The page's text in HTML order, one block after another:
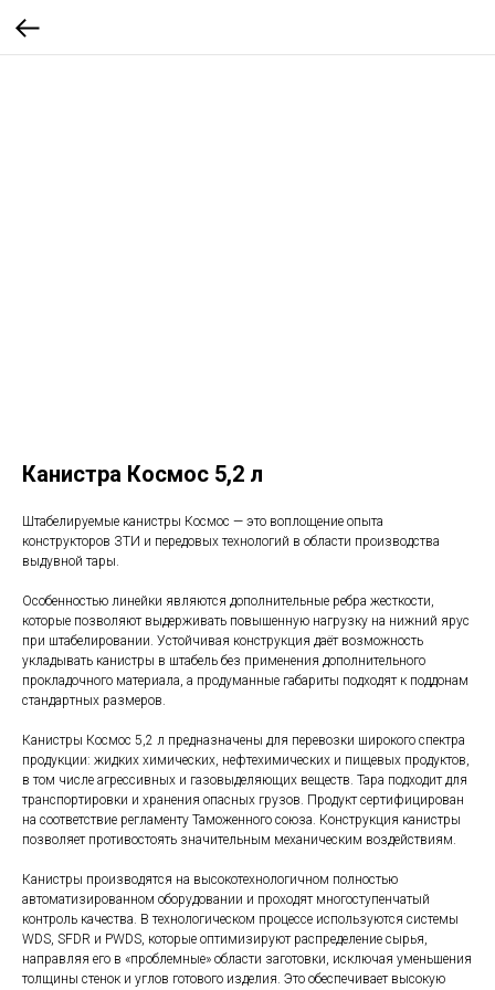
Канистра Космос 5,2 л
Штабелируемые канистры Космос — это воплощение опыта
конструкторов ЗТИ и передовых технологий в области производства
выдувной тары.
Особенностью линейки являются дополнительные ребра жесткости,
которые позволяют выдерживать повышенную нагрузку на нижний ярус
при штабелировании. Устойчивая конструкция даёт возможность
укладывать канистры в штабель без применения дополнительного
прокладочного материала, а продуманные габариты подходят к поддонам
стандартных размеров.
Канистры Космос 5,2 л предназначены для перевозки широкого спектра
продукции: жидких химических, нефтехимических и пищевых продуктов,
в том числе агрессивных и газовыделяющих веществ. Тара подходит для
транспортировки и хранения опасных грузов. Продукт сертифицирован
на соответствие регламенту Таможенного союза. Конструкция канистры
позволяет противостоять значительным механическим воздействиям.
Канистры производятся на высокотехнологичном полностью
автоматизированном оборудовании и проходят многоступенчатый
контроль качества. В технологическом процессе используются системы
WDS, SFDR и PWDS, которые оптимизируют распределение сырья,
направляя его в «проблемные» области заготовки, исключая уменьшения
толщины стенок и углов готового изделия. Это обеспечивает высокую